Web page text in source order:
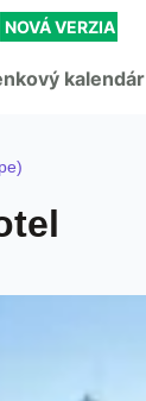
kalendár
NOVÁ VERZIA